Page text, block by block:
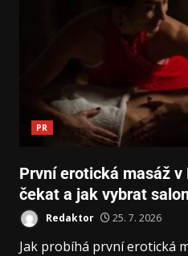
PR
První erotická masáž v
čekat a jak vybrat
Redaktor 25. 7. 2026
Jak probíhá první erotická